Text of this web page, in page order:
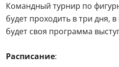
Командный турнир по
будет проходить в три дня,
будет своя программа
Расписание: